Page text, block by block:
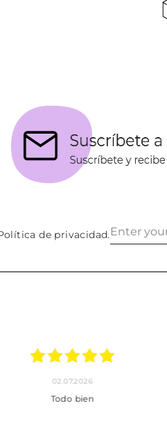
de privacidad.
30.06.2026
Tot perfecte